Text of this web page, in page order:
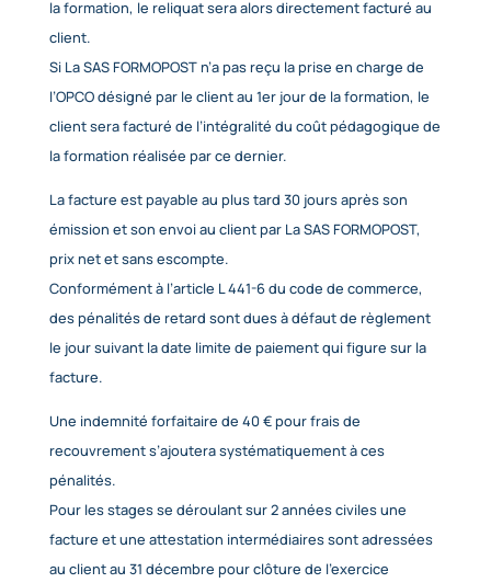
la durée d’une journée de formation est de 7
intégrant deux temps de pause de 10 à 15 minutes
réparties de façon équilibrée dans la journée.
7/ Facturation
Si le client souhaite que le règlement soit émis par
dont il dépend, il lui appartient :
– de faire une demande de prise en charge avant
– de s’assurer de la bonne fin de cette demande ;
– de l’indiquer explicitement sur le bulletin
transmis par La SAS FORMOPOST et sur la
simplifiée de formation professionnelle continue
– de s’assurer de la bonne fin du paiement par
qu’il aura désigné.
Si l’OPCO ne prend en charge que partiellement le